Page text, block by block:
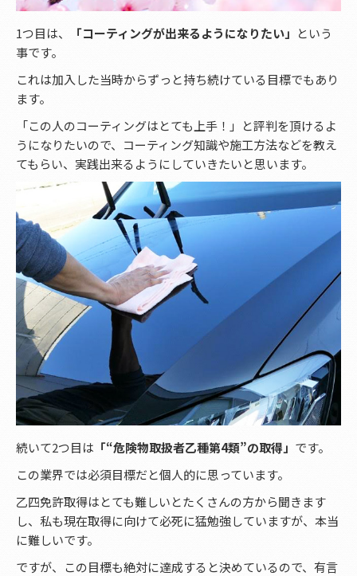
1つ目は、 「コーティングが出来るようになりたい」 という
事です。
これは加入した当時からずっと持ち続けている目標でもあり
ます。
「この人のコーティングはとても上手！」と評判を頂けるよ
うになりたいので、コーティング知識や施工方法などを教え
てもらい、実践出来るようにしていきたいと思います。
続いて2つ目は 「“危険物取扱者乙種第4類”の取得」 です。
この業界では必須目標だと個人的に思っています。
乙四免許取得はとても難しいとたくさんの方から聞きます
し、私も現在取得に向けて必死に猛勉強していますが、本当
に難しいです。
ですが、この目標も絶対に達成すると決めているので、有言